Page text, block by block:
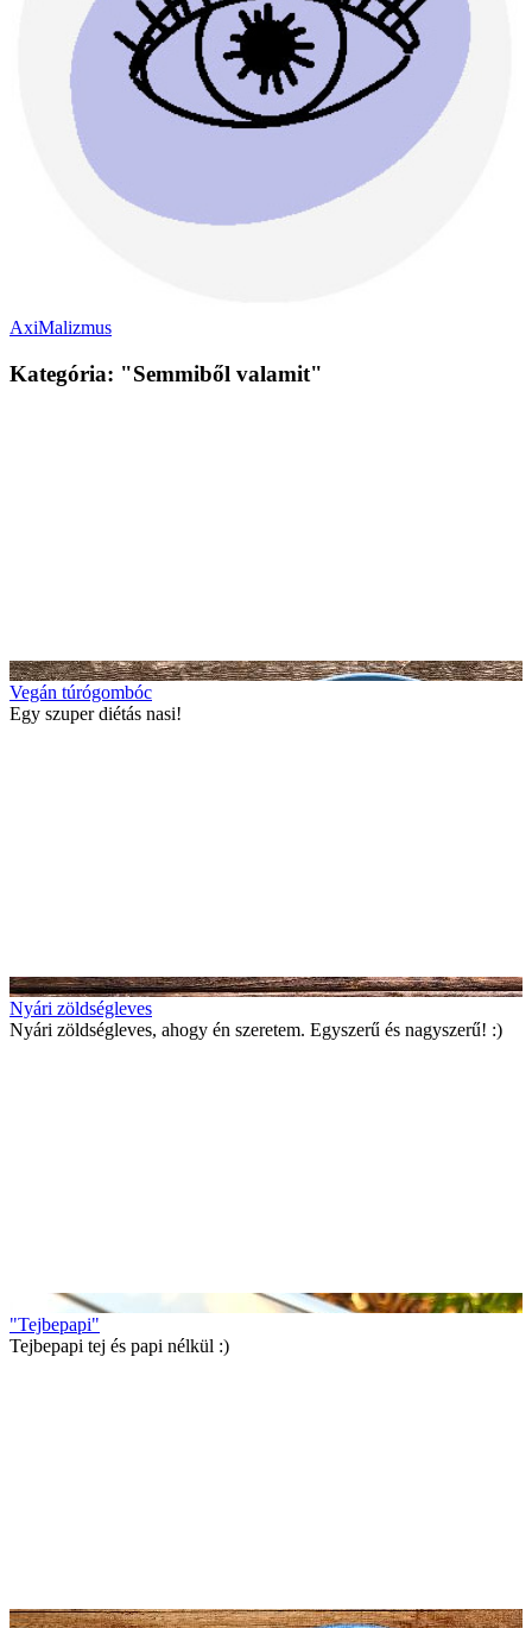
AxiMalizmus
Kategória: "Semmiből valamit"
Vegán túrógombóc
Egy szuper diétás nasi!
Nyári zöldségleves
Nyári zöldségleves, ahogy én szeretem. Egyszerű és nagyszerű! :)
"Tejbepapi"
Tejbepapi tej és papi nélkül :)